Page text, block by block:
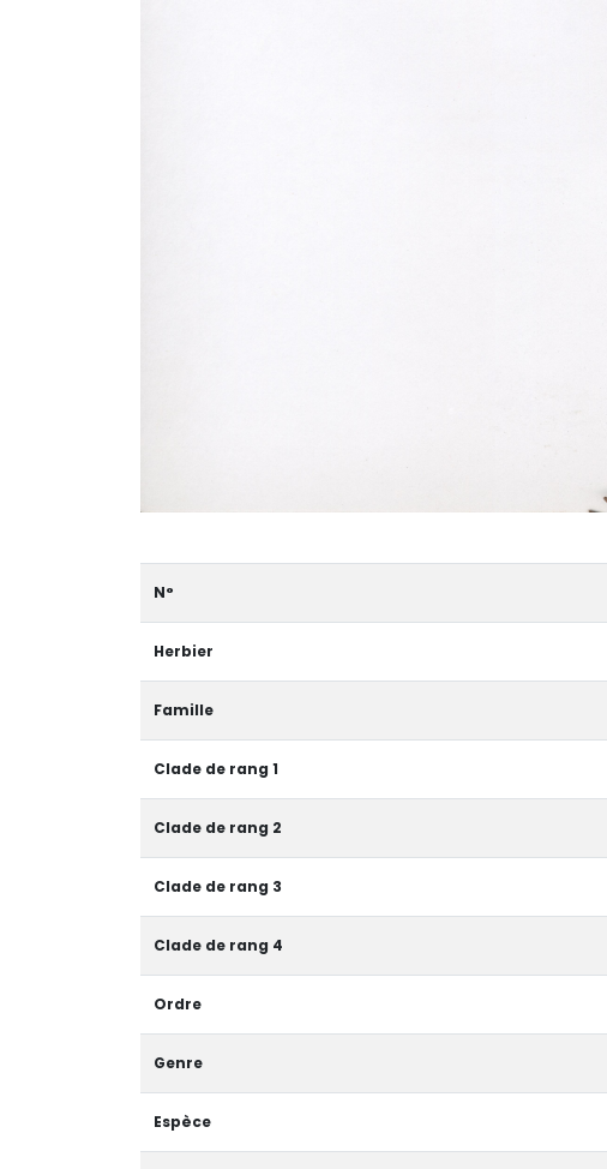
N°
Herbier
Famille
Clade de rang 1
Clade de rang 2
Clade de rang 3
Clade de rang 4
Ordre
Genre
Espèce